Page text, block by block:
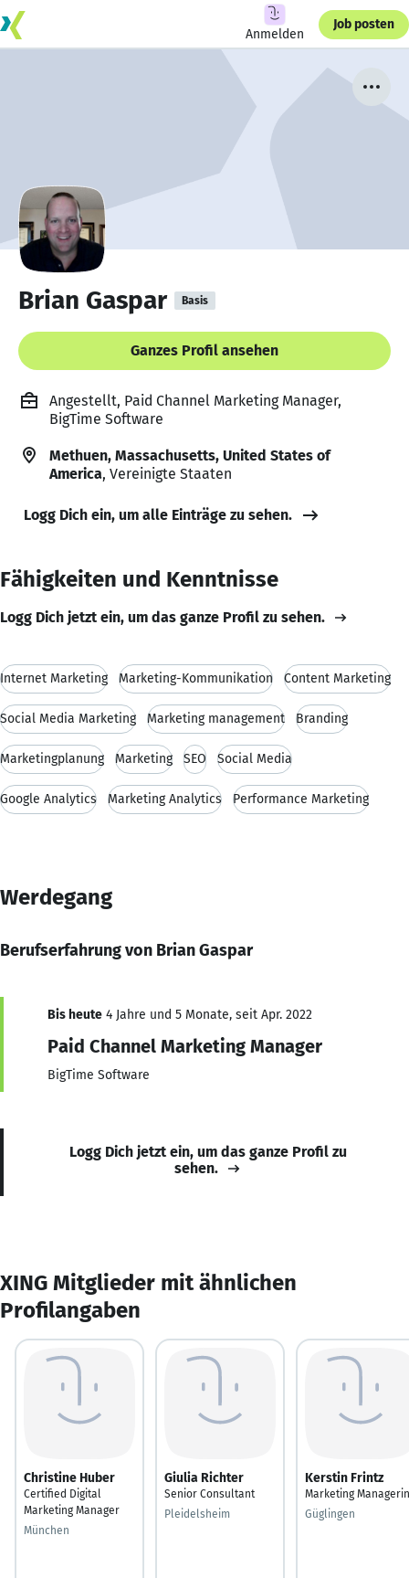
Anmelden
Job posten
Brian Gaspar Basis
Ganzes Profil ansehen
Angestellt, Paid Channel Marketing Manager,
BigTime Software
Methuen, Massachusetts, United States of
America, Vereinigte Staaten
Logg Dich ein, um alle Einträge zu sehen.
Fähigkeiten und Kenntnisse
Logg Dich jetzt ein, um das ganze Profil zu sehen.
Internet Marketing Marketing-Kommunikation Content Marketing
Social Media Marketing Marketing management Branding
Marketingplanung Marketing SEO Social Media
Google Analytics Marketing Analytics Performance Marketing
Werdegang
Berufserfahrung von Brian Gaspar
Bis heute 4 Jahre und 5 Monate, seit Apr. 2022
Paid Channel Marketing Manager
BigTime Software
Logg Dich jetzt ein, um das ganze Profil zu
sehen.
XING Mitglieder mit ähnlichen
Profilangaben
Christine Huber
Certified Digital
Marketing Manager
München
Giulia Richter
Senior Consultant
Pleidelsheim
Kerstin Frintz
Marketing Managerin
Güglingen